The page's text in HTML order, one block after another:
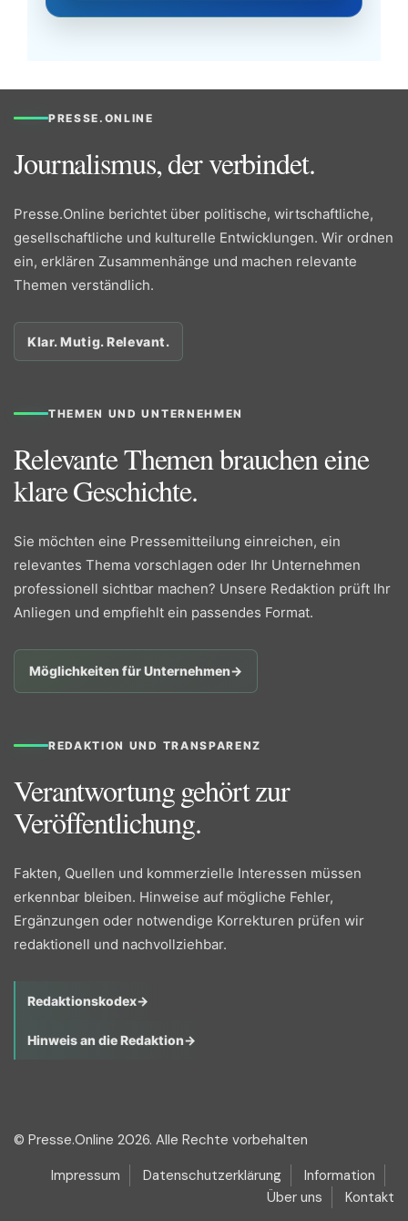
PRESSE.ONLINE
Journalismus, der verbindet.
Presse.Online berichtet über politische, wirtschaftliche,
gesellschaftliche und kulturelle Entwicklungen. Wir ordnen
ein, erklären Zusammenhänge und machen relevante
Themen verständlich.
Klar. Mutig. Relevant.
THEMEN UND UNTERNEHMEN
Relevante Themen brauchen eine
klare Geschichte.
Sie möchten eine Pressemitteilung einreichen, ein
relevantes Thema vorschlagen oder Ihr Unternehmen
professionell sichtbar machen? Unsere Redaktion prüft Ihr
Anliegen und empfiehlt ein passendes Format.
Möglichkeiten für Unternehmen→
REDAKTION UND TRANSPARENZ
Verantwortung gehört zur
Veröffentlichung.
Fakten, Quellen und kommerzielle Interessen müssen
erkennbar bleiben. Hinweise auf mögliche Fehler,
Ergänzungen oder notwendige Korrekturen prüfen wir
redaktionell und nachvollziehbar.
Redaktionskodex→
Hinweis an die Redaktion→
© Presse.Online 2026. Alle Rechte vorbehalten
Impressum
Datenschutzerklärung
Information
Über uns
Kontakt